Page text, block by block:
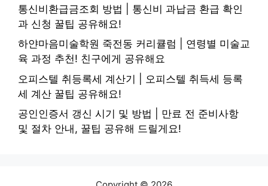
통신비환급금조회 방법 | 통신비 과납금 환급 확인
과 신청 꿀팁 공유해요!
하얀마음미술학원 죽전동 커리큘럼 | 연령별 미술교
육 과정 추천! 친구에게 공유해요
오피스텔 취등록세 계산기 | 오피스텔 취득세 등록
세 계산 꿀팁 공유해요!
공인인증서 갱신 시기 및 방법 | 만료 전 준비사항
및 절차 안내, 꿀팁 공유해 드릴게요!